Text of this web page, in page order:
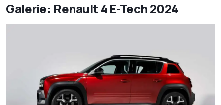
Galerie: Renault 4 E-Tech 2024